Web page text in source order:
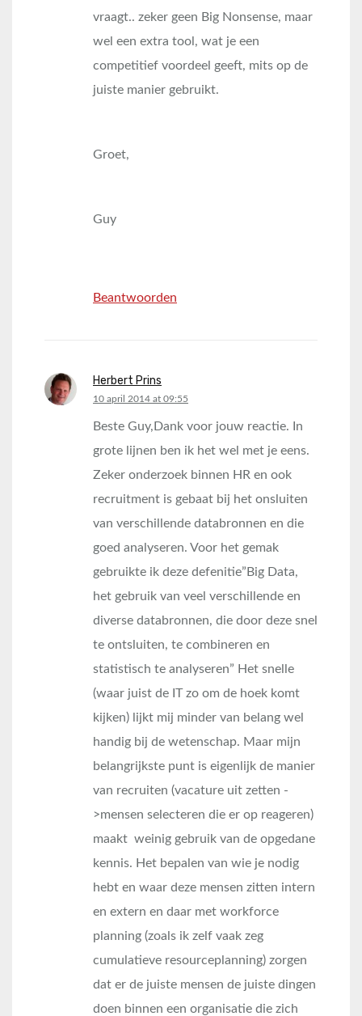
vraagt.. zeker geen Big Nonsense, maar
wel een extra tool, wat je een
competitief voordeel geeft, mits op de
juiste manier gebruikt.
Groet,
Guy
Beantwoorden
Herbert Prins
says:
10 april 2014 at 09:55
Beste Guy,Dank voor jouw reactie. In
grote lijnen ben ik het wel met je eens.
Zeker onderzoek binnen HR en ook
recruitment is gebaat bij het onsluiten
van verschillende databronnen en die
goed analyseren. Voor het gemak
gebruikte ik deze defenitie”Big Data,
het gebruik van veel verschillende en
diverse databronnen, die door deze snel
te ontsluiten, te combineren en
statistisch te analyseren” Het snelle
(waar juist de IT zo om de hoek komt
kijken) lijkt mij minder van belang wel
handig bij de wetenschap. Maar mijn
belangrijkste punt is eigenlijk de manier
van recruiten (vacature uit zetten -
>mensen selecteren die er op reageren)
maakt weinig gebruik van de opgedane
kennis. Het bepalen van wie je nodig
hebt en waar deze mensen zitten intern
en extern en daar met workforce
planning (zoals ik zelf vaak zeg
cumulatieve resourceplanning) zorgen
dat er de juiste mensen de juiste dingen
doen binnen een organisatie die zich